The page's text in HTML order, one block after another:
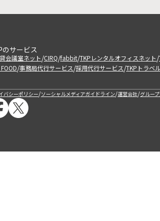
のサービス
会議室ネット/CIRQ/fabbit/TKPレンタルオフィスネット/
/事務局代行サービス/採用代行サービス/TKPトラベ
バシーポリシー/ソーシャルメディアガイドライン/運営会社/グルー